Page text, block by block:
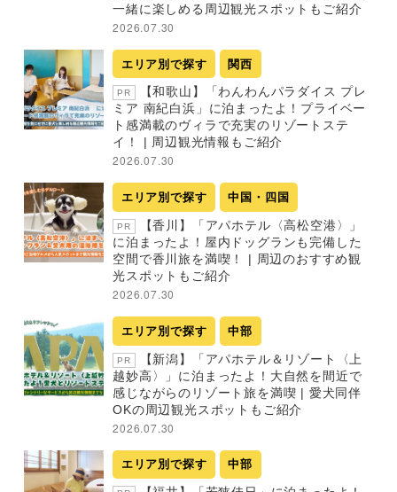
一緒に楽しめる周辺観光スポットもご紹介
2026.07.30
エリア別で探す 関西
PR
【和歌山】「わんわんパラダイス プレ
ミア 南紀白浜」に泊まったよ！プライベー
ト感満載のヴィラで充実のリゾートステ
イ！ | 周辺観光情報もご紹介
2026.07.30
エリア別で探す 中国・四国
PR
【香川】「アパホテル〈高松空港〉」
に泊まったよ！屋内ドッグランも完備した
空間で香川旅を満喫！ | 周辺のおすすめ観
光スポットもご紹介
2026.07.30
エリア別で探す 中部
PR
【新潟】「アパホテル＆リゾート〈上
越妙高〉」に泊まったよ！大自然を間近で
感じながらのリゾート旅を満喫 | 愛犬同伴
OKの周辺観光スポットもご紹介
2026.07.30
エリア別で探す 中部